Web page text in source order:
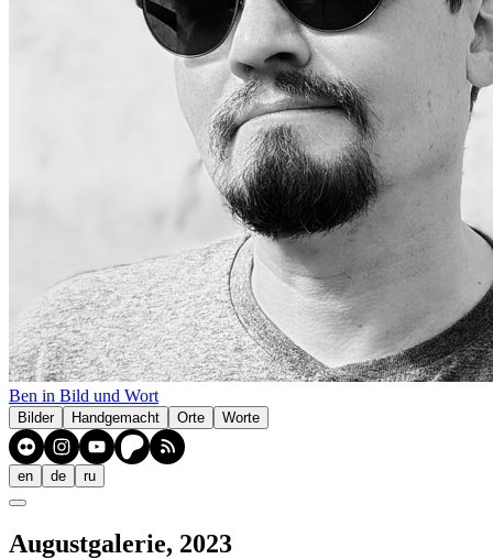
Ben in Bild und Wort
Bilder Handgemacht Orte Worte
en de ru
Augustgalerie, 2023